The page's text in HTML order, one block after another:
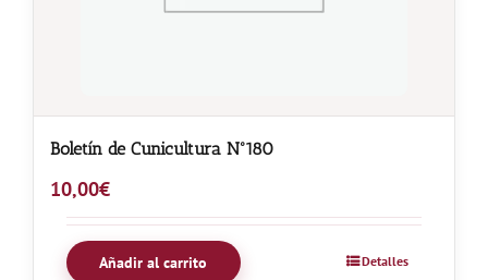
Boletín de Cunicultura Nº180
10,00€
Añadir al carrito Detalles